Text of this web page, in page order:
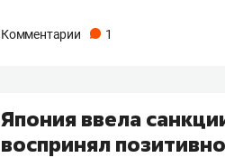
Комментарии 1
Япония ввела
воспринял позитивно